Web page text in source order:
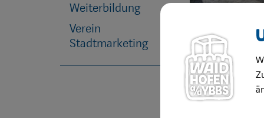
Weiterbildung
Verein
Stadtmarketing